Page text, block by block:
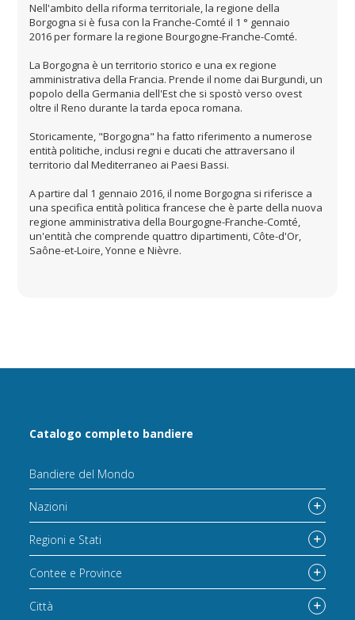
Nell'ambito della riforma territoriale, la regione della
Borgogna si è fusa con la Franche-Comté il 1 ° gennaio
2016 per formare la regione Bourgogne-Franche-Comté.
La Borgogna è un territorio storico e una ex regione
amministrativa della Francia. Prende il nome dai Burgundi, un
popolo della Germania dell'Est che si spostò verso ovest
oltre il Reno durante la tarda epoca romana.
Storicamente, "Borgogna" ha fatto riferimento a numerose
entità politiche, inclusi regni e ducati che attraversano il
territorio dal Mediterraneo ai Paesi Bassi.
A partire dal 1 gennaio 2016, il nome Borgogna si riferisce a
una specifica entità politica francese che è parte della nuova
regione amministrativa della Bourgogne-Franche-Comté,
un'entità che comprende quattro dipartimenti, Côte-d'Or,
Saône-et-Loire, Yonne e Nièvre.
Catalogo completo bandiere
Bandiere del Mondo
Nazioni
Regioni e Stati
Contee e Province
Città